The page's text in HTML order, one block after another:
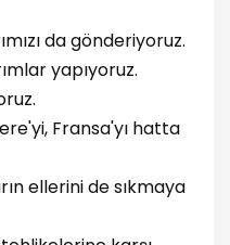
da gönderiyoruz.
yapıyoruz.
Fransa'yı hatta
ellerini de sıkmaya